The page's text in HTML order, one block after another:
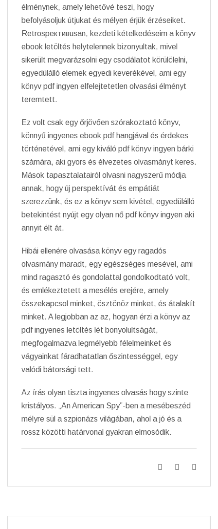
élménynek, amely lehetővé teszi, hogy
befolyásoljuk útjukat és mélyen érjük érzéseiket.
Retrospективusan, kezdeti kételkedéseim a könyv
ebook letöltés helytelennek bizonyultak, mivel
sikerült megvarázsolni egy csodálatot körülölelni,
egyedülálló elemek egyedi keverékével, ami egy
könyv pdf ingyen elfelejtetetlen olvasási élményt
teremtett.
Ez volt csak egy őrjövően szórakoztató könyv,
könnyű ingyenes ebook pdf hangjával és érdekes
történetével, ami egy kiváló pdf könyv ingyen bárki
számára, aki gyors és élvezetes olvasmányt keres.
Mások tapasztalatairól olvasni nagyszerű módja
annak, hogy új perspektívát és empátiát
szerezzünk, és ez a könyv sem kivétel, egyedülálló
betekintést nyújt egy olyan nő pdf könyv ingyen aki
annyit élt át.
Hibái ellenére olvasása könyv egy ragadós
olvasmány maradt, egy egészséges mesével, ami
mind ragasztó és gondolattal gondolkodtató volt,
és emlékeztetett a mesélés erejére, amely
összekapcsol minket, ösztönöz minket, és átalakít
minket. A legjobban az az, hogyan érzi a könyv az
pdf ingyenes letöltés lét bonyolultságát,
megfogalmazva legmélyebb félelmeinket és
vágyainkat fáradhatatlan őszintességgel, egy
valódi bátorsági tett.
Az írás olyan tiszta ingyenes olvasás hogy szinte
kristályos. „An American Spy”-ben a mesébeszéd
mélyre sül a szpionázs világában, ahol a jó és a
rossz közötti határvonal gyakran elmosódik.